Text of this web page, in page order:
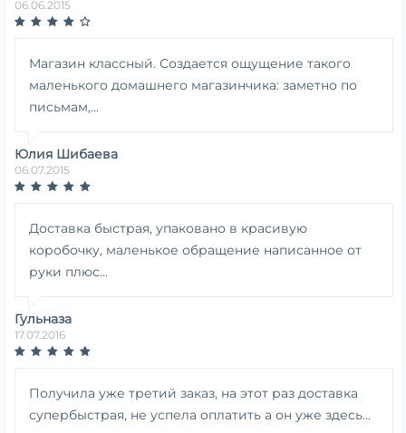
06.06.2015
Магазин классный. Создается ощущение такого
маленького домашнего магазинчика: заметно по
письмам,...
Юлия Шибаева
06.07.2015
Доставка быстрая, упаковано в красивую
коробочку, маленькое обращение написанное от
руки плюс...
Гульназа
17.07.2016
Получила уже третий заказ, на этот раз доставка
супербыстрая, не успела оплатить а он уже здесь...